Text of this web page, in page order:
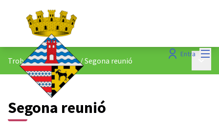
Entra
Trobades presencials/Segona reunió
Segona reunió